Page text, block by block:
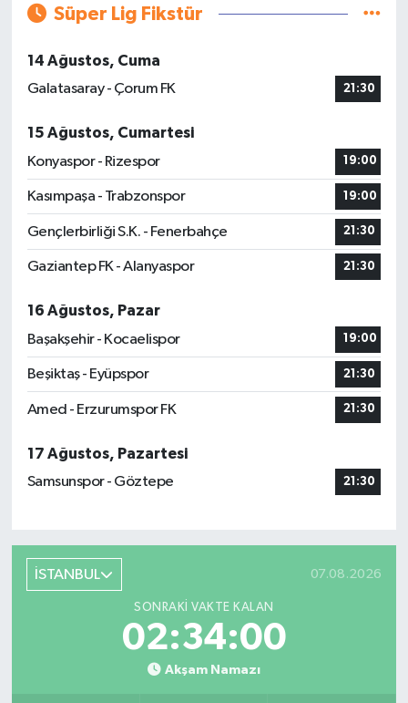
Süper Lig Fikstür
14 Ağustos, Cuma
Galatasaray - Çorum FK
21:30
15 Ağustos, Cumartesi
Konyaspor - Rizespor
19:00
Kasımpaşa - Trabzonspor 19:00
Gençlerbirliği S.K. - Fenerbahçe 21:30
Gaziantep FK - Alanyaspor 21:30
16 Ağustos, Pazar
Başakşehir - Kocaelispor
19:00
Beşiktaş - Eyüpspor 21:30
Amed - Erzurumspor FK 21:30
17 Ağustos, Pazartesi
Samsunspor - Göztepe
21:30
İSTANBUL 07.08.2026
SONRAKI VAKTE KALAN
02:34:00
Akşam Namazı